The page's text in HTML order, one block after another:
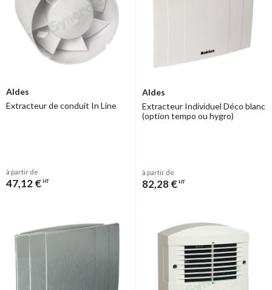
Aldes
Extracteur de conduit In Line
à partir de
47,12 € HT
Aldes
Extracteur Individuel Déco blanc
(option tempo ou hygro)
à partir de
82,28 € HT